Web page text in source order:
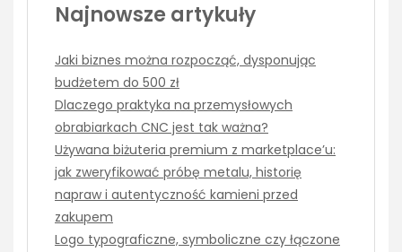
Najnowsze artykuły
Jaki biznes można rozpocząć, dysponując
budżetem do 500 zł
Dlaczego praktyka na przemysłowych
obrabiarkach CNC jest tak ważna?
Używana biżuteria premium z marketplace’u:
jak zweryfikować próbę metalu, historię
napraw i autentyczność kamieni przed
zakupem
Logo typograficzne, symboliczne czy łączone